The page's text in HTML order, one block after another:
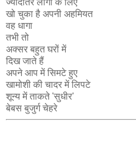
खो चुका है अपनी अहमियत
वह धागा
तभी तो
अक्सर बहुत घरों में
दिख जाते हैं
अपने आप में सिमटे हुए
खामोशी की चादर में लिपटे
शून्य में ताकते 'सुधीर'
बेबस बुजुर्ग चेहरे